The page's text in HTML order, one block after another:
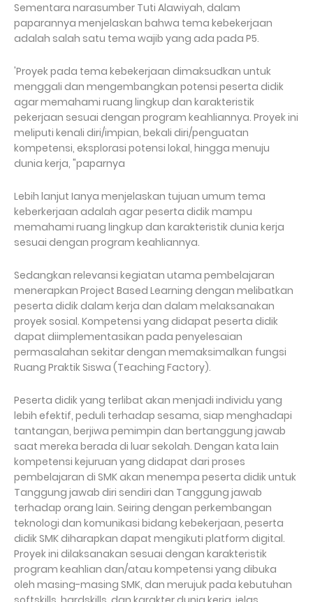
Sementara narasumber Tuti Alawiyah, dalam
paparannya menjelaskan bahwa tema kebekerjaan
adalah salah satu tema wajib yang ada pada P5.
'Proyek pada tema kebekerjaan dimaksudkan untuk
menggali dan mengembangkan potensi peserta didik
agar memahami ruang lingkup dan karakteristik
pekerjaan sesuai dengan program keahliannya. Proyek ini
meliputi kenali diri/impian, bekali diri/penguatan
kompetensi, eksplorasi potensi lokal, hingga menuju
dunia kerja, "paparnya
Lebih lanjut Ianya menjelaskan tujuan umum tema
keberkerjaan adalah agar peserta didik mampu
memahami ruang lingkup dan karakteristik dunia kerja
sesuai dengan program keahliannya.
Sedangkan relevansi kegiatan utama pembelajaran
menerapkan Project Based Learning dengan melibatkan
peserta didik dalam kerja dan dalam melaksanakan
proyek sosial. Kompetensi yang didapat peserta didik
dapat diimplementasikan pada penyelesaian
permasalahan sekitar dengan memaksimalkan fungsi
Ruang Praktik Siswa (Teaching Factory).
Peserta didik yang terlibat akan menjadi individu yang
lebih efektif, peduli terhadap sesama, siap menghadapi
tantangan, berjiwa pemimpin dan bertanggung jawab
saat mereka berada di luar sekolah. Dengan kata lain
kompetensi kejuruan yang didapat dari proses
pembelajaran di SMK akan menempa peserta didik untuk
Tanggung jawab diri sendiri dan Tanggung jawab
terhadap orang lain. Seiring dengan perkembangan
teknologi dan komunikasi bidang kebekerjaan, peserta
didik SMK diharapkan dapat mengikuti platform digital.
Proyek ini dilaksanakan sesuai dengan karakteristik
program keahlian dan/atau kompetensi yang dibuka
oleh masing-masing SMK, dan merujuk pada kebutuhan